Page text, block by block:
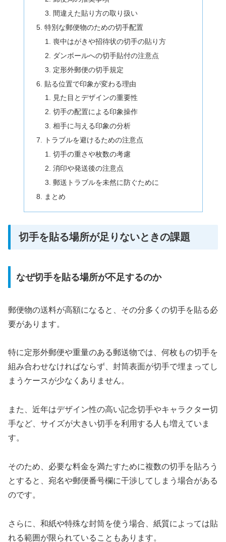
間違えた貼り方の取り扱い
特別な郵便物のための切手配置
喪中はがきや招待状の切手の貼り方
ダンボールへの切手貼付の注意点
定形外郵便の切手規定
貼る位置で印象が変わる理由
見た目とデザインの重要性
切手の配置による印象操作
相手に与える印象の分析
トラブルを避けるための注意点
切手の重さや枚数の考慮
消印や発送後の注意点
郵送トラブルを未然に防ぐために
まとめ
切手を貼る場所が足りないときの課題
なぜ切手を貼る場所が不足するのか
郵便物の送料が高額になると、その分多くの切手を貼る必
要があります。
特に定形外郵便や重量のある郵送物では、何枚もの切手を
組み合わせなければならず、封筒表面が切手で埋まってし
まうケースが少なくありません。
また、近年はデザイン性の高い記念切手やキャラクター切
手など、サイズが大きい切手を利用する人も増えていま
す。
そのため、必要な料金を満たすために複数の切手を貼ろう
とすると、宛名や郵便番号欄に干渉してしまう場合がある
のです。
さらに、和紙や特殊な封筒を使う場合、紙質によっては貼
れる範囲が限られていることもあります。